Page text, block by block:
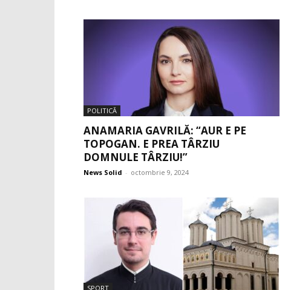
POLITICĂ
ANAMARIA GAVRILĂ: “AUR E PE
TOPOGAN. E PREA TÂRZIU
DOMNULE TÂRZIU!”
News Solid - octombrie 9, 2024
SPORT